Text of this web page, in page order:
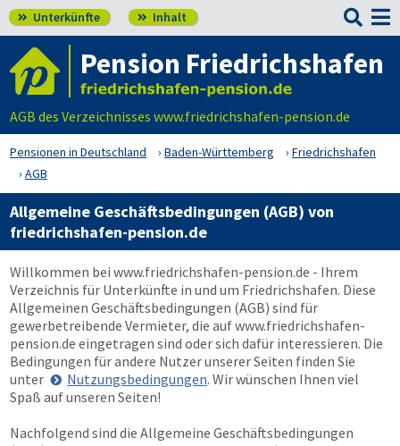
 Unterkünfte  Inhalt 
Pension Friedrichshafen
AGB des Verzeichnisses www.friedrichshafen-pension.de
Pensionen in Deutschland Baden-Württemberg
Friedrichshafen
AGB
Allgemeine Geschäftsbedingungen (AGB) von
friedrichshafen-pension.de
Willkommen bei www.friedrichshafen-pension.de - Ihrem
Verzeichnis für Unterkünfte in und um Friedrichshafen. Diese
Allgemeinen Geschäftsbedingungen (AGB) sind für
gewerbetreibende Vermieter, die aufwww.friedrichshafen-
pension.de eingetragen sind oder sich dafür interessieren. Die
Bedingungen für andere Nutzer unserer Seiten finden Sie
unter
Nutzungsbedingungen. Wir wünschen Ihnen viel
Spaß auf unseren Seiten!
Nachfolgend sind die Allgemeine Geschäftsbedingungen